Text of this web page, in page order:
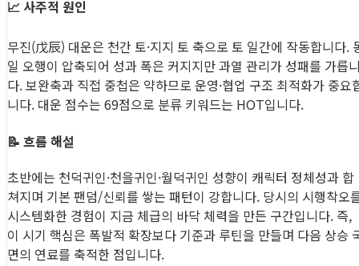
📈 사주적 원인
무진(戊辰) 대운은 천간 토·지지 토 축으로 토 일간에 작동합니다.
일 오행이 압축되어 성과 폭은 커지지만 과열 관리가 성패를 가릅
다. 보완축과 직접 중첩은 약하므로 운영·협업 구조 최적화가 중요
니다. 대운 점수는 69점으로 분류 키워드는 HOT입니다.
📝 흐름 해설
초반에는 천덕귀인·천을귀인·월덕귀인 성향이 캐릭터 정체성과 합
쳐지며 기본 팬덤/신뢰를 쌓는 패턴이 강합니다. 당시의 시행착오
시스템화한 경험이 지금 체급의 바닥 체력을 만든 구간입니다. 즉,
이 시기 핵심은 폭발적 확장보다 기준과 루틴을 만들며 다음 상승
면의 연료를 축적한 점입니다.